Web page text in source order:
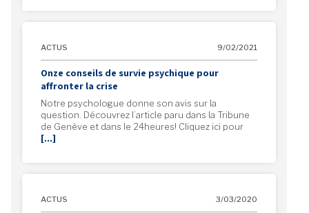
ACTUS 9/02/2021
Onze conseils de survie psychique pour
affronter la crise
Notre psychologue donne son avis sur la
question. Découvrez l’article paru dans la Tribune
de Genève et dans le 24heures! Cliquez ici pour
[…]
ACTUS 3/03/2020